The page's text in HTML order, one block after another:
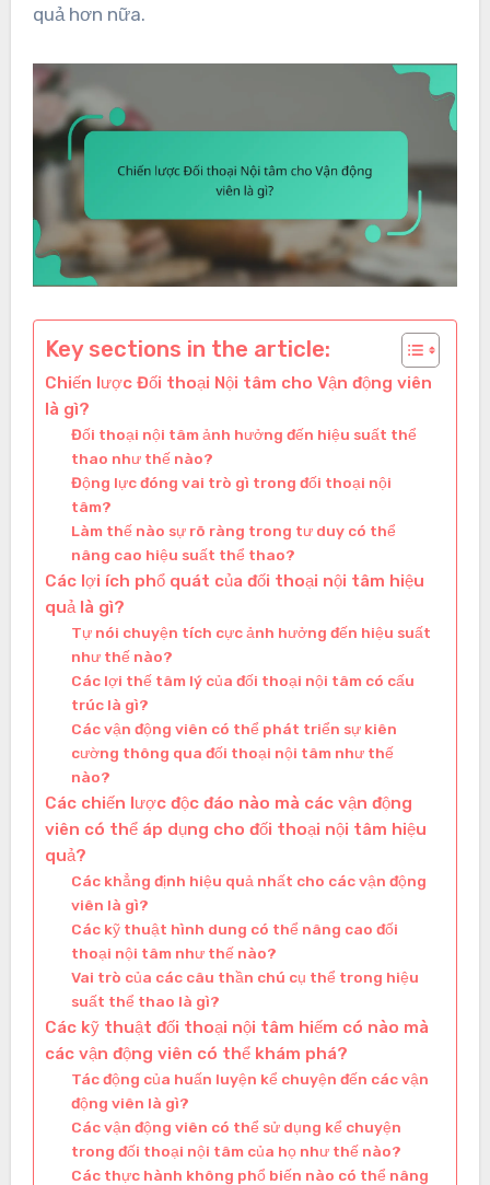
quả hơn nữa.
Key sections in the article:
Chiến lược Đối thoại Nội tâm cho Vận động viên
là gì?
Đối thoại nội tâm ảnh hưởng đến hiệu suất thể
thao như thế nào?
Động lực đóng vai trò gì trong đối thoại nội
tâm?
Làm thế nào sự rõ ràng trong tư duy có thể
nâng cao hiệu suất thể thao?
Các lợi ích phổ quát của đối thoại nội tâm hiệu
quả là gì?
Tự nói chuyện tích cực ảnh hưởng đến hiệu suất
như thế nào?
Các lợi thế tâm lý của đối thoại nội tâm có cấu
trúc là gì?
Các vận động viên có thể phát triển sự kiên
cường thông qua đối thoại nội tâm như thế
nào?
Các chiến lược độc đáo nào mà các vận động
viên có thể áp dụng cho đối thoại nội tâm hiệu
quả?
Các khẳng định hiệu quả nhất cho các vận động
viên là gì?
Các kỹ thuật hình dung có thể nâng cao đối
thoại nội tâm như thế nào?
Vai trò của các câu thần chú cụ thể trong hiệu
suất thể thao là gì?
Các kỹ thuật đối thoại nội tâm hiếm có nào mà
các vận động viên có thể khám phá?
Tác động của huấn luyện kể chuyện đến các vận
động viên là gì?
Các vận động viên có thể sử dụng kể chuyện
trong đối thoại nội tâm của họ như thế nào?
Các thực hành không phổ biến nào có thể nâng